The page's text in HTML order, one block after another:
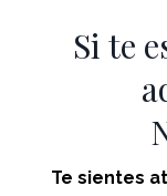
Si te
Te sientes